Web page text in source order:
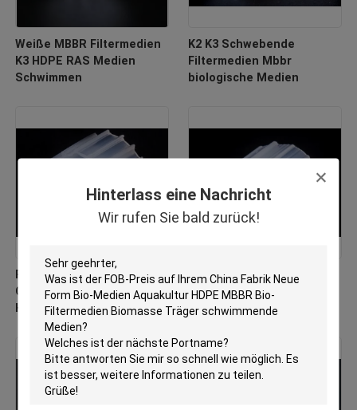
Hinterlass eine Nachricht
Wir rufen Sie bald zurück!
Weiße MBBR Filtermedien
K3 HDPE RAS Medien
Schwimmen
K2 K3 Schwebende
Filtermedien Mbbr
biologische Medien
PE03 MBBR Bio Media
China Hersteller Neues
Hdpe-Material Biomover
Jungfrau HDPE MBBR
Filtermedienfabrik direkt
biologischer Beweger